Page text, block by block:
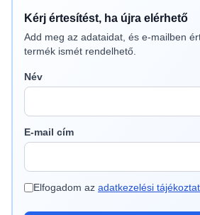
Kérj értesítést, ha újra elérhető
Add meg az adataidat, és e-mailben
termék ismét rendelhető.
Név
E-mail cím
Elfogadom az adatkezelési